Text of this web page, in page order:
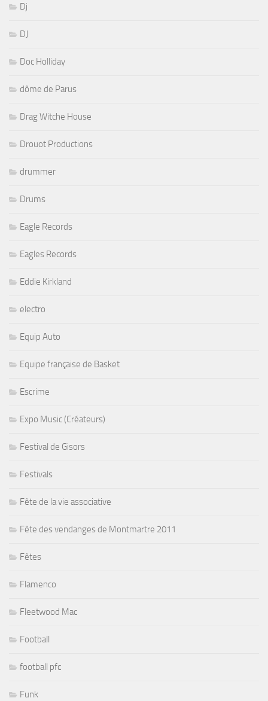
Dj
DJ
Doc Holliday
dôme de Parus
Drag Witche House
Drouot Productions
drummer
Drums
Eagle Records
Eagles Records
Eddie Kirkland
electro
Equip Auto
Equipe française de Basket
Escrime
Expo Music (Créateurs)
Festival de Gisors
Festivals
Fête de la vie associative
Fête des vendanges de Montmartre 2011
Fêtes
Flamenco
Fleetwood Mac
Football
football pfc
Funk